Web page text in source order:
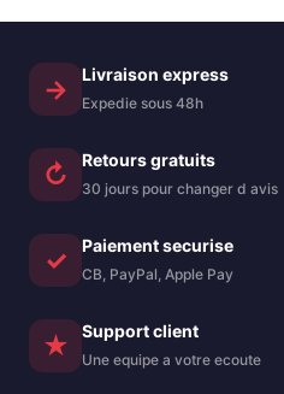
→ Livraison express
Expedie sous 48h
↻ Retours gratuits
30 jours pour changer d avis
✓ Paiement securise
CB, PayPal, Apple Pay
★ Support client
Une equipe a votre ecoute